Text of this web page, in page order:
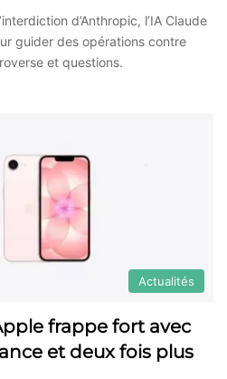
d’Anthropic, l’IA Claude
guider des opérations contre
et questions.
Actualités
frappe fort avec
et deux fois plus